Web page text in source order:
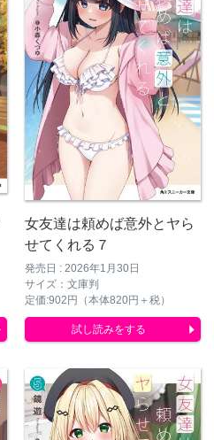
女友達は頼めば意外とヤら
せてくれる７
発売日 : 2026年1月30日
サイズ：文庫判
定価:902円（本体820円＋税）
試し読みをする